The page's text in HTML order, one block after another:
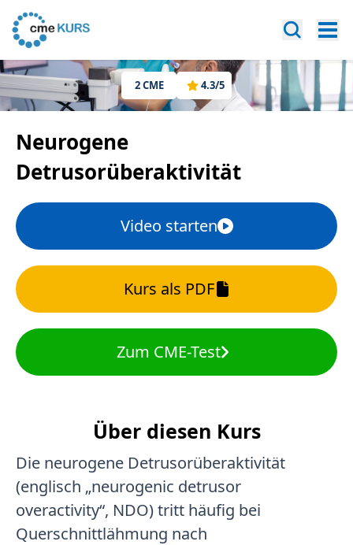
2CME 4.3/5
Neurogene
Detrusorüberaktivität
Video starten
Kurs als PDF
Zum CME-Test
Über diesen Kurs
Die neurogene Detrusorüberaktivität
(englisch „neurogenic detrusor
overactivity“, NDO) tritt häufig bei
Querschnittlähmung nach